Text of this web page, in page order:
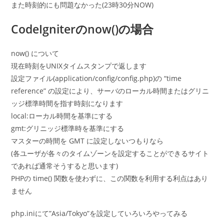
また時刻的にも問題なかった(23時30分NOW)
CodeIgniterのnow()の場合
now() について
現在時刻をUNIXタイムスタンプで返します
設定ファイル(application/config/config.php)の “time
reference” の設定により、サーバのローカル時間またはグリニ
ッジ標準時間を指す時刻になります
local:ローカル時間を基準にする
gmt:グリニッジ標準時を基準にする
マスターの時間を GMT に設定しないつもりなら
(各ユーザが各々のタイムゾーンを設定することができるサイト
であれば通常そうすると思います)
PHPの time() 関数を使わずに、この関数を利用する利点はあり
ません
php.iniにて”Asia/Tokyo”を設定していろいろやってみる